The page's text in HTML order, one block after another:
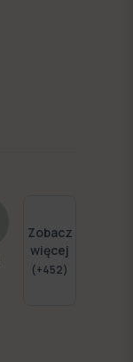
Zobacz
więcej
(+452)